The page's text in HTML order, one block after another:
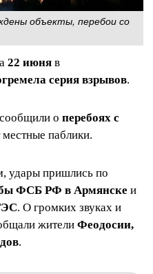
объекты, перебои со
22 июня в
серия взрывов.
о перебоях с
паблики.
удары пришлись по
ФСБ РФ в Армянске и
. О громких звуках и
жители Феодосии,
.